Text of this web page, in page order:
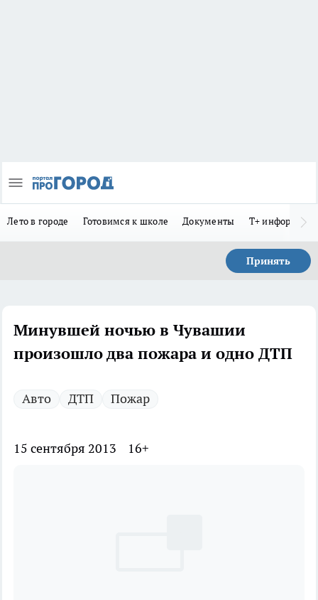
Лето в городе Готовимся к школе Документы Т+
Принять
Минувшей ночью в Чувашии
произошло два пожара и одно ДТП
Авто ДТП Пожар
15 сентября 2013 16+